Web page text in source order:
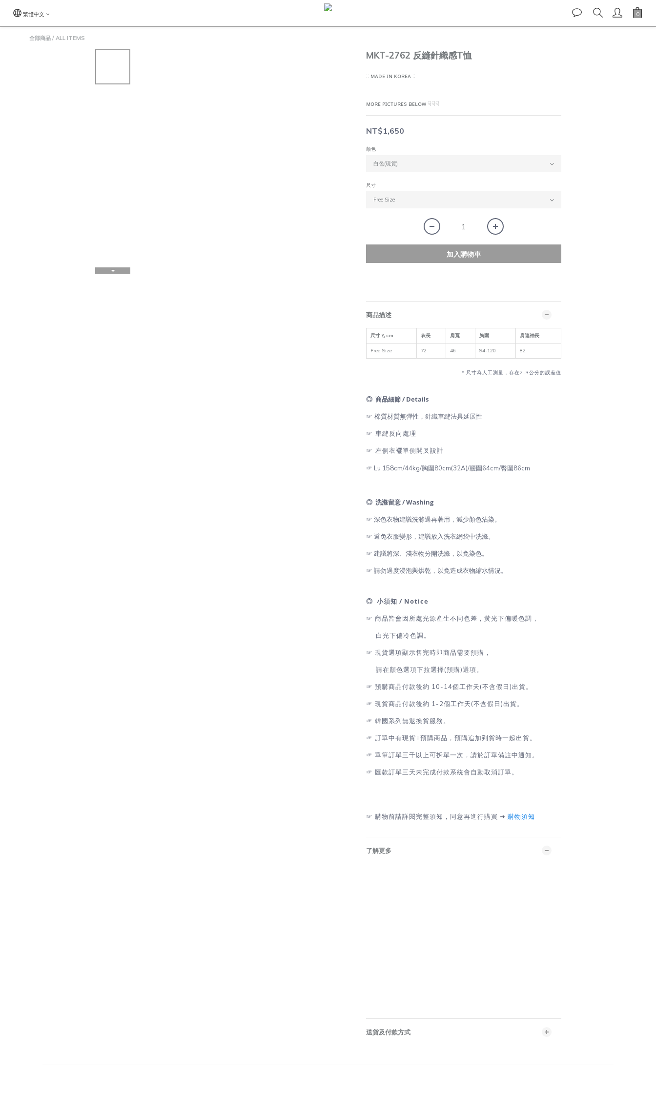
繁體中文
全部商品 / ALL ITEMS
MKT-2762 反縫針織感T恤
:: ᴍᴀᴅᴇ ɪɴ ᴋᴏʀᴇᴀ ::
ᴍᴏʀᴇ ᴘɪᴄᴛᴜʀᴇs ʙᴇʟᴏᴡ ☟☟☟
NT$1,650
顏色
尺寸
加入購物車
商品描述
尺寸 \\ cm 衣長 肩寬 胸圍 肩連袖長
Free Size 72 46 94-120 82
＊尺寸為人工測量，存在2-3公分的誤差值
◎ 商品細節 / Details
☞ 棉質材質無彈性，針織車縫法具延展性
☞ 車縫反向處理
☞ 左側衣襬單側開叉設計
☞ Lu 158cm/44kg/胸圍80cm(32A)/腰圍64cm/臀圍86cm
◎ 洗滌留意 / Washing
☞ 深色衣物建議洗滌過再著用，減少顏色沾染。
☞ 避免衣服變形，建議放入洗衣網袋中洗滌。
☞ 建議將深、淺衣物分開洗滌，以免染色。
☞ 請勿過度浸泡與烘乾，以免造成衣物縮水情況。
◎ 小須知 / Notice
☞ 商品皆會因所處光源產生不同色差，黃光下偏暖色調，
白光下偏冷色調。
☞ 現貨選項顯示售完時即商品需要預購，
請在顏色選項下拉選擇(預購)選項。
☞ 預購商品付款後約 10-14個工作天(不含假日)出貨。
☞ 現貨商品付款後約 1-2個工作天(不含假日)出貨。
☞ 韓國系列無退換貨服務。
☞ 訂單中有現貨+預購商品，預購追加到貨時一起出貨。
☞ 單筆訂單三千以上可拆單一次，請於訂單備註中通知。
☞ 匯款訂單三天未完成付款系統會自動取消訂單。
☞ 購物前請詳閱完整須知，同意再進行購買 ➜ 購物須知
了解更多
送貨及付款方式